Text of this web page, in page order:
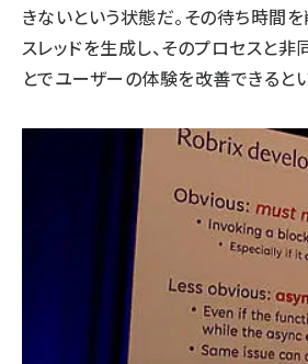
きないという状態だ。その待ち時間
スレッドを生成し、そのプロセスと
とでユーザーの体験を改善できるとい